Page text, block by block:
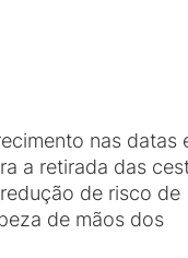
nas datas
a retirada das
de risco de
de mãos dos